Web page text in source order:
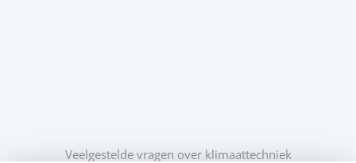
Veelgestelde vragen over klimaattechniek